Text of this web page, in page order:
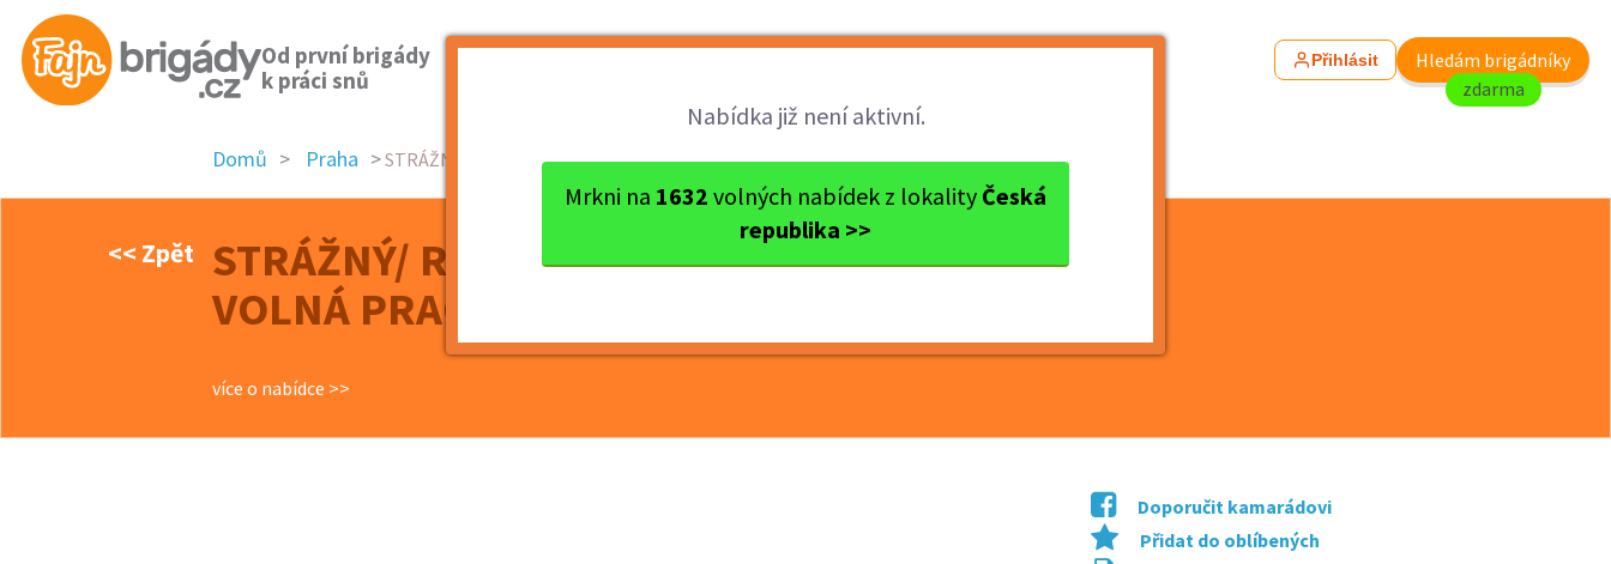
Od první brigády
k práci snů
Přihlásit
Hledám brigádníky
zdarma
Nabídka již není aktivní.
Mrkni na 1632 volných nabídek z lokality Česká
republika >>
Domů Praha STRÁŽNÝ/ RECEPČNÍ M/Ž - PRA...
<< Zpět STRÁŽNÝ/ RECEPČNÍ M/Ž - PRAHA -
VOLNÁ PRACOVNÍ MÍSTA
více o nabídce >>
Doporučit kamarádovi
Přidat do oblíbených